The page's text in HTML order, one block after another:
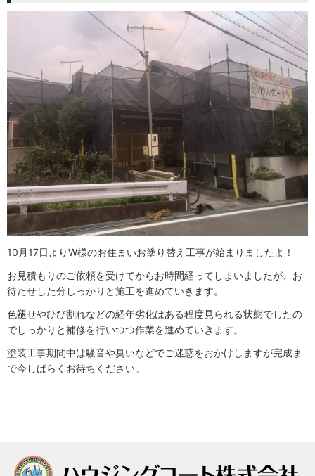
10月17日よりW様のお住まいお塗り替え工事が始まりましたよ！
お見積もりのご依頼を受けてからお時間経ってしまいましたが、お
待たせした分しっかりと施工を進めていきます。
色褪せやひび割れなどの経年劣化はある程度見られる状態でしたの
でしっかりと補修を行いつつ作業を進めていきます。
塗装工事期間中は騒音や臭いなどでご迷惑をおかけしますが完成ま
で今しばらくお待ちください。